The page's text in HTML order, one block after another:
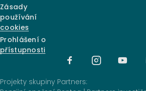
Zásady
používání
cookies
Prohlášení o
přístupnosti
Projekty skupiny Partners: